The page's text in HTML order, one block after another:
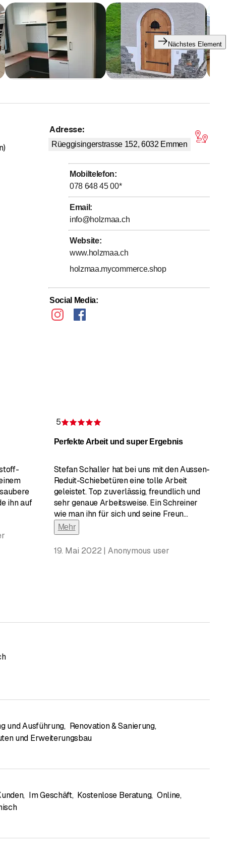
Nächstes Element
von 5 Sternen
Adresse:
Rüeggisingerstrasse 152, 6032 Emmen
Mobiltelefon:
078 648 45 00*
Email :
info@holzmaa.ch
Website:
www.holzmaa.ch
holzmaa.mycommerce.shop
Social Media:
ihn auf
5
Perfekte Arbeit und super Ergebnis
Stefan Schaller hat bei uns mit den Aussen-
Reduit-Schiebetüren eine tolle Arbeit
geleistet. Top zuverlässig, freundlich und
sehr genaue Arbeitsweise. Ein Schreiner
wie man ihn für sich und seine Freun...
Mehr
19. Mai 2022 | Anonymous user
und Ausführung, Renovation & Sanierung,
und Erweiterungsbau
, Im Geschäft, Kostenlose Beratung, Online,